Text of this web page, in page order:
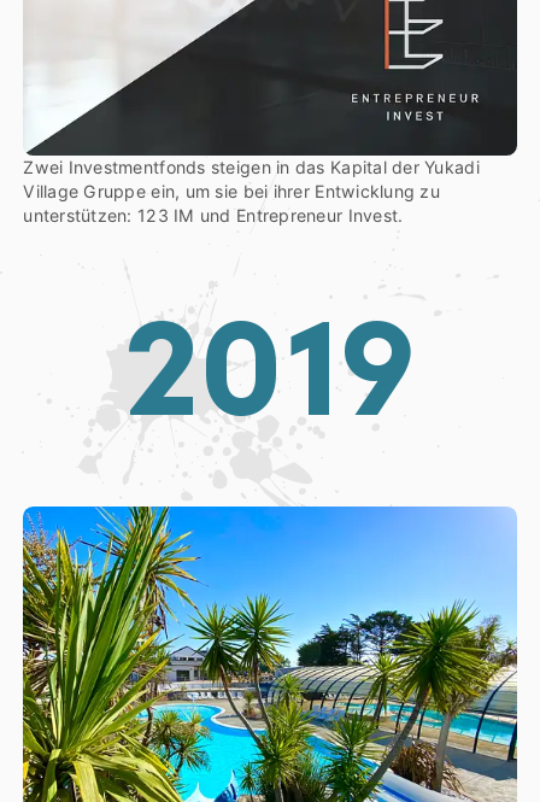
Zwei Investmentfonds steigen in das Kapital der Yukadi
Village Gruppe ein, um sie bei ihrer Entwicklung zu
unterstützen: 123 IM und Entrepreneur Invest.
2019